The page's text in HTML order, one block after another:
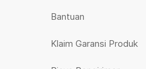
Bantuan
Klaim Garansi Produk